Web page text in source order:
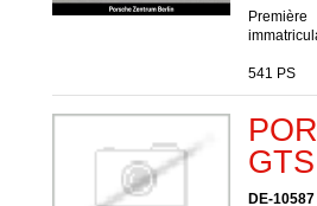
Première
541 PS
DE-